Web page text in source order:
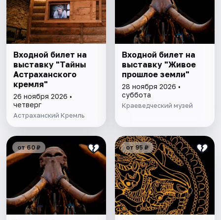
Входной билет на
выставку "Тайны
Астраханского
кремля"
26 ноября 2026 •
четверг
Астраханский Кремль
Входной билет на
выставку "Живое
прошлое земли"
28 ноября 2026 •
суббота
Краеведческий музей
от 60 ₽ от 95 ₽